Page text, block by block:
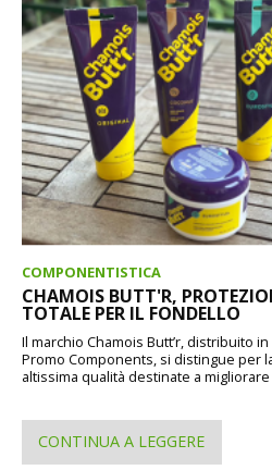
COMPONENTISTICA
CHAMOIS BUTT'R,
TOTALE PER IL FONDELLO
Il marchio Chamois Butt’r, distribuito
Promo Components, si distingue per
altissima qualità destinate a
CONTINUA A LEGGERE